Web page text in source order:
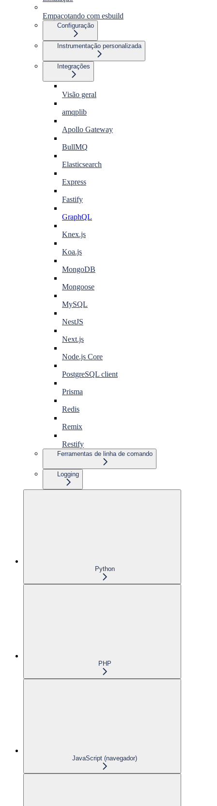
Empacotando com esbuild
Configuração
Instrumentação personalizada
Integrações
Visão geral
amqplib
Apollo Gateway
BullMQ
Elasticsearch
Express
Fastify
GraphQL
Knex.js
Koa.js
MongoDB
Mongoose
MySQL
NestJS
Next.js
Node.js Core
PostgreSQL client
Prisma
Redis
Remix
Restify
Ferramentas de linha de comando
Logging
Python
PHP
JavaScript (navegador)